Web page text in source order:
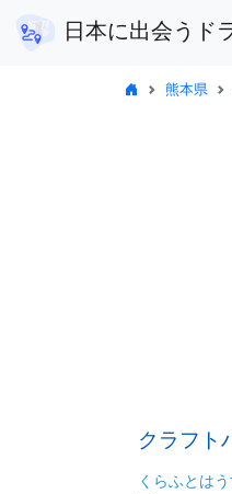
日本に出会うド
熊本県
クラフト
くらふとは